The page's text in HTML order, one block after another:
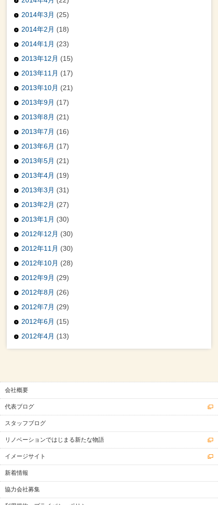
2014年3月 (25)
2014年2月 (18)
2014年1月 (23)
2013年12月 (15)
2013年11月 (17)
2013年10月 (21)
2013年9月 (17)
2013年8月 (21)
2013年7月 (16)
2013年6月 (17)
2013年5月 (21)
2013年4月 (19)
2013年3月 (31)
2013年2月 (27)
2013年1月 (30)
2012年12月 (30)
2012年11月 (30)
2012年10月 (28)
2012年9月 (29)
2012年8月 (26)
2012年7月 (29)
2012年6月 (15)
2012年4月 (13)
会社概要
代表ブログ
スタッフブログ
リノベーションではじまる新たな物語
イメージサイト
新着情報
協力会社募集